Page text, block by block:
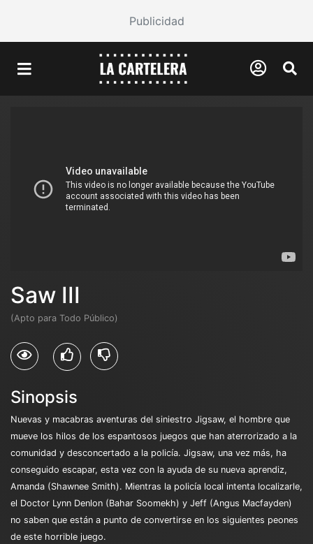
Publicidad
Saw III
(Apto para Todo Público)
Sinopsis
Nuevas y macabras aventuras del siniestro Jigsaw, el hombre que
mueve los hilos de los espantosos juegos que han aterrorizado a la
comunidad y desconcertado a la policía. Jigsaw, una vez más, ha
conseguido escapar, esta vez con la ayuda de su nueva aprendiz,
Amanda (Shawnee Smith). Mientras la policía local intenta localizarle,
el Doctor Lynn Denlon (Bahar Soomekh) y Jeff (Angus Macfayden)
no saben que están a punto de convertirse en los siguientes peones
de este horrible juego.